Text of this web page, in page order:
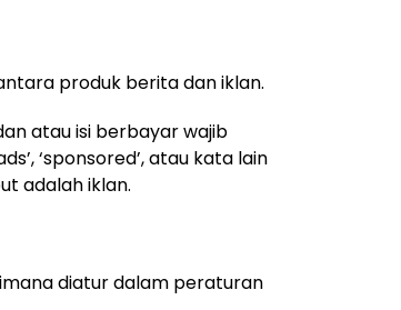
produk berita dan iklan.
atau isi berbayar wajib
‘sponsored’, atau kata lain
adalah iklan.
diatur dalam peraturan